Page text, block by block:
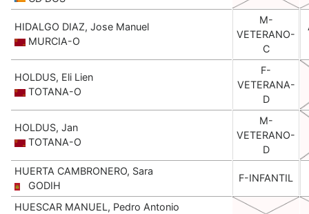
HIDALGO DIAZ, Jose Manuel
MURCIA-O
M-
VETERANO-
C
HOLDUS, Eli Lien
TOTANA-O
F-
VETERANA-
D
HOLDUS, Jan
TOTANA-O
M-
VETERANO-
D
HUERTA CAMBRONERO, Sara
GODIH
F-INFANTIL
HUESCAR MANUEL, Pedro Antonio